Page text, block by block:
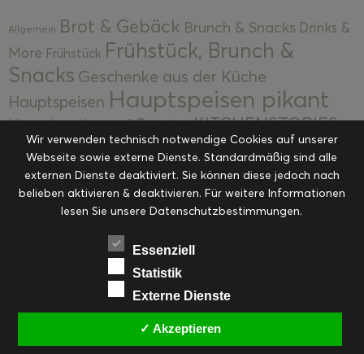
Allgemein Brot & Gebäck Brunch & Snacks Drinks &
More Frühstück Frühstück, Brunch &
Snacks Geschenke aus der Küche
Hauptspeisen Hauptspeisen pikant
Hauptspeisen süßKekseKITCHENSTORIES
Kuchen, Torten & Desserts Kuchen und
Desserts Kulinarik Kulinarische Mitbringsel &
Eingemachtes Ohne Kategorie Ostern Resteküche
RezepteSaisonalSliderStartseite
Suppen, Salate & Vorspeisen
Vorspeisen, Salate & Suppen
Weihnachten Workshops & Events
Wir verwenden technisch notwendige Cookies auf unserer
Webseite sowie externe Dienste. Standardmäßig sind alle
externen Dienste deaktiviert. Sie können diese jedoch nach
belieben aktivieren & deaktivieren. Für weitere Informationen
lesen Sie unsere Datenschutzbestimmungen.
Essenziell
Statistik
Externe Dienste
✓ Akzeptieren